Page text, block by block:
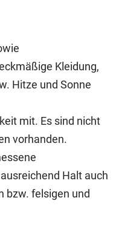
Kleidung,
Hitze und Sonne
mit. Es sind nicht
vorhanden.
Halt auch
bzw. felsigen und